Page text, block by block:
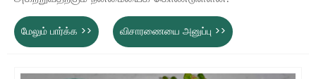
மேலும் பார்க்க >> விசாரணையை அனுப்பு >>